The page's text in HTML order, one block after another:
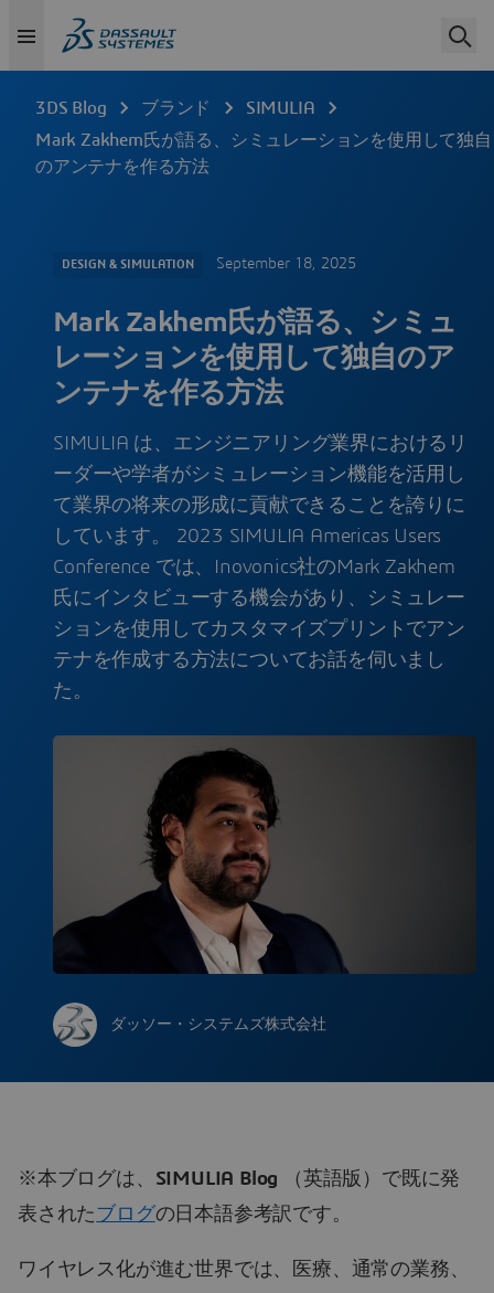
3DS Blog ブランド
SIMULIA
Mark Zakhem氏が語る、シミュレーションを使用して独自
のアンテナを作る方法
DESIGN & SIMULATION September 18, 2025
Mark Zakhem氏が語る、シミュ
レーションを使用して独自のア
ンテナを作る方法
SIMULIA は、エンジニアリング業界におけるリ
ーダーや学者がシミュレーション機能を活用し
て業界の将来の形成に貢献できることを誇りに
しています。 2023 SIMULIA Americas Users
Conference では、Inovonics社のMark Zakhem
氏にインタビューする機会があり、シミュレー
ションを使用してカスタマイズプリントでアン
テナを作成する方法についてお話を伺いまし
た。
ダッソー・システムズ株式会社
※本ブログは、 SIMULIA Blog
（英語版）で既に発
表されたブログの日本語参考訳です。
ワイヤレス化が進む世界では、医療、通常の業務、